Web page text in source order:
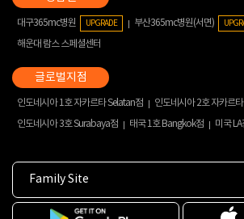
대구365mc병원 UPGRADE 부산365mc병원(서면)
해운대 람스 스페셜센터
인도네시아 1호 자카르타 Selatan점
인도네시아 2호 자카르
인도네시아 3호 Surabaya점
태국 1호 Bangkok점 미국 LA
Family Site